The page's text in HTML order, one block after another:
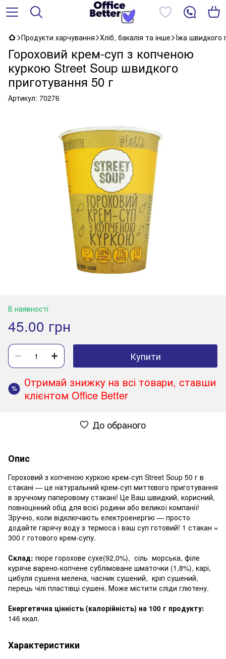
Продукти харчування Хліб, бакалія та інше Їжа швидкого
Гороховий крем-суп з копченою
куркою Street Soup швидкого
приготування 50 г
Артикул: 70276
В наявності
45.00 грн
Купити
%
Отримай знижку на всі товари, ставши
клієнтом Office Better
До обраного
Опис
Гороховий з копченою куркою крем-суп Street Soup 50 г в
стакані — це натуральний крем-суп миттєвого приготування
в зручному паперовому стакані! Це Ваш швидкий, корисний,
повноцінний обід для всієї родини або великої компанії!
Зручно, коли відключають електроенергію — просто
додайте гарячу воду з термоса і ваш суп готовий! 1 стакан =
300 г готового крем-супу.
Склад: пюре горохове сухе(92,0%), сіль морська, філе
куряче варено-копчене сублімоване шматочки (1,8%), карі,
цибуля сушена мелена, часник сушений, кріп сушений,
перець чілі пластівці сушені. Може містити сліди глютену.
Енергетична цінність (калорійність) на 100 г продукту:
146 ккал.
Характеристики